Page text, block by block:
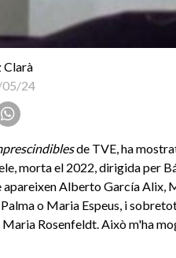
Clarà
24
de TVE, ha
morta el 2022, dirigida per
Alberto García Alix,
o Maria Espeus, i
Rosenfeldt. Això m'ha